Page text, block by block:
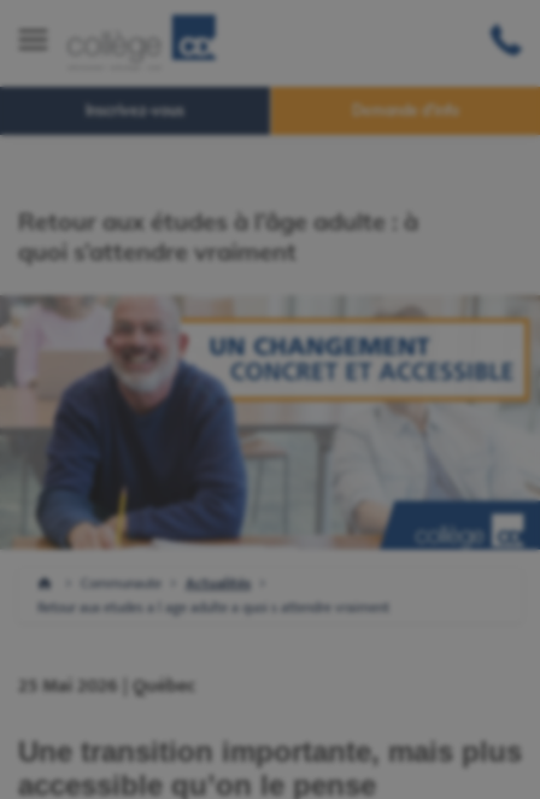
Inscrivez-vous Demande d'info
Retour aux études à l’âge adulte : à
quoi s’attendre vraiment
Communaute
Actualités
Retour aux etudes a l age adulte a quoi s attendre vraiment
25 Mai 2026 | Québec
Une transition importante, mais plus
accessible qu’on le pense